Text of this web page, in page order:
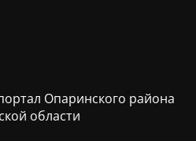
Опаринского района
области